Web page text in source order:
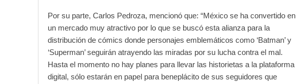
Por su parte, Carlos Pedroza, mencionó que: “México se ha convertido en
un mercado muy atractivo por lo que se buscó esta alianza para la
distribución de cómics donde personajes emblemáticos como ‘Batman’ y
‘Superman’ seguirán atrayendo las miradas por su lucha contra el mal.
Hasta el momento no hay planes para llevar las historietas a la plataforma
digital, sólo estarán en papel para beneplácito de sus seguidores que